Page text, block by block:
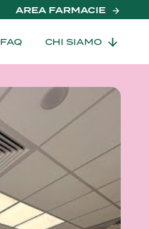
AREA FARMACIE
FAQ CHI SIAMO